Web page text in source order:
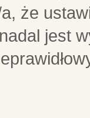
że
jest